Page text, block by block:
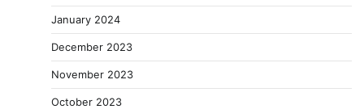
January 2024
December 2023
November 2023
October 2023